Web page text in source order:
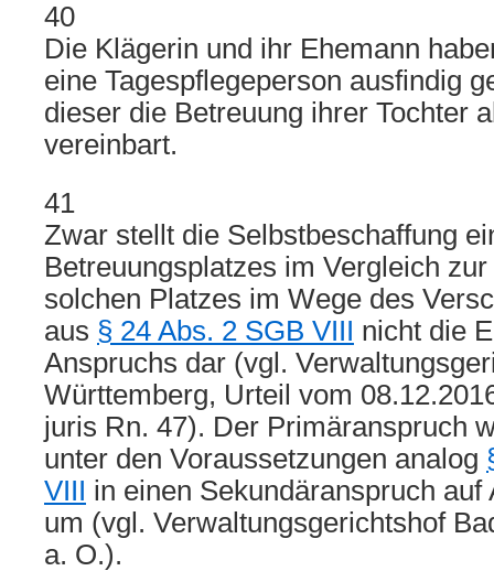
40
Die Klägerin und ihr Ehemann
eine Tagespflegeperson ausfindig
dieser die Betreuung ihrer Tochter
vereinbart.
41
Zwar stellt die Selbstbeschaffung
Betreuungsplatzes im Vergleich
solchen Platzes im Wege des
aus § 24 Abs. 2 SGB VIII nicht die
Anspruchs dar (vgl.
Württemberg, Urteil vom
juris Rn. 47). Der Primäranspruch
unter den Voraussetzungen analog
VIII in einen Sekundäranspruch auf
um (vgl. Verwaltungsgerichtshof
a. O.).